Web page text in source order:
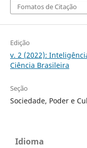
Fomatos de Citação
Edição
v. 2 (2022):
Ciência Brasileira
Seção
Sociedade, Poder e
Idioma